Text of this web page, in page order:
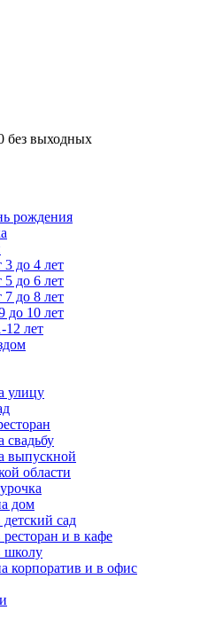
без выходных
рождения
3 до 4 лет
5 до 6 лет
7 до 8 лет
до 10 лет
12 лет
улицу
свадьбу
выпускной
области
дом
сад
и в кафе
школу
корпоратив и в офис